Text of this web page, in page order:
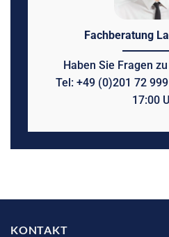
Fachberatung
Haben Sie Fragen
Tel: +49 (0)201 72
17:00
KONTAKT